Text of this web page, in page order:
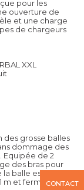
pour les
ouverture de
et une charge
de chargeurs
XXL
des grosse balles
dommage des
Equipée de 2
des bras pour
balle est de 1
m et fermetureCONTACT